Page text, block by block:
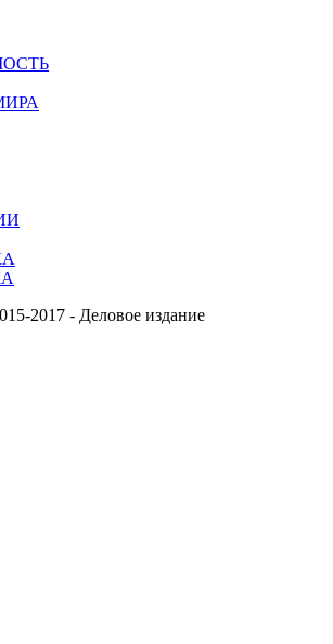
2017 - Деловое издание